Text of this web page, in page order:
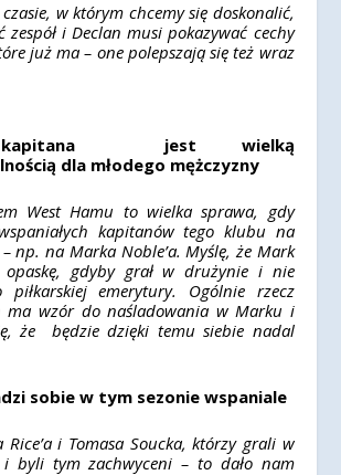
w którym chcemy się doskonalić,
zespół i Declan musi pokazywać cechy
już ma – one polepszają się też wraz
kapitana jest wielką
dla młodego mężczyzny
West Hamu to wielka sprawa, gdy
kapitanów tego klubu na
np. na Marka Noble’a. Myślę, że Mark
opaskę, gdyby grał w drużynie i nie
piłkarskiej emerytury. Ogólnie rzecz
ma wzór do naśladowania w Marku i
że będzie dzięki temu siebie nadal
sobie w tym sezonie wspaniale
Rice’a i Tomasa Soucka, którzy grali w
byli tym zachwyceni – to dało nam